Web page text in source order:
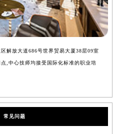
解放大道686号世界贸易大厦38层09室
,中心技师均接受国际化标准的职业培
常见问题